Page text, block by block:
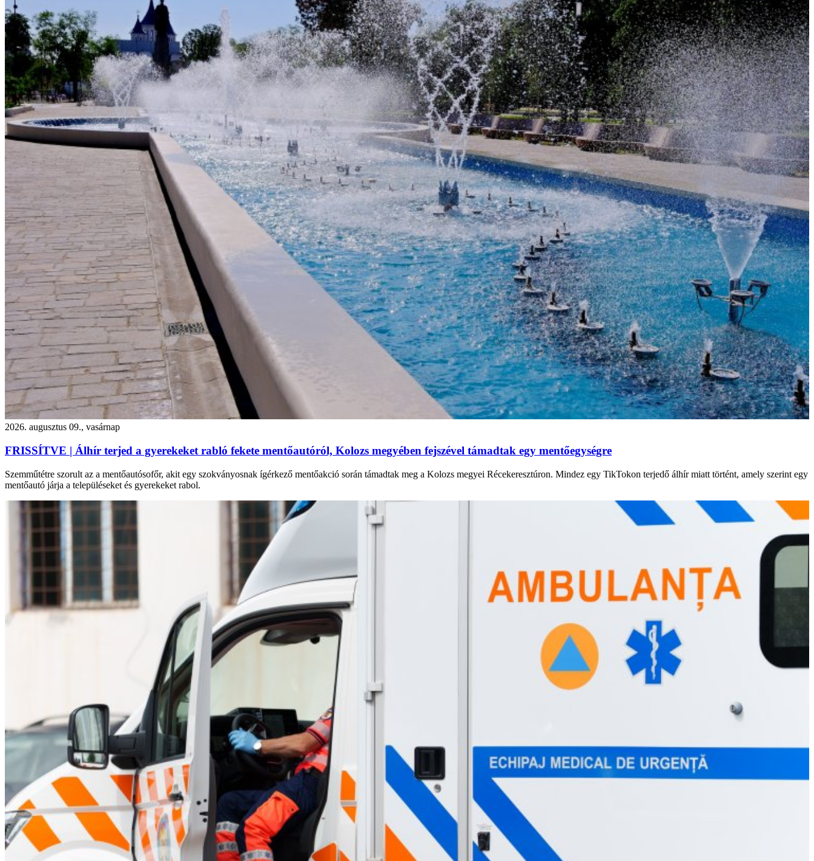
2026. augusztus 09., vasárnap
FRISSÍTVE | Álhír terjed a gyerekeket rabló fekete mentőautóról, Kolozs megyében fejszével támadtak egy mentőegységre
Szemműtétre szorult az a mentőautósofőr, akit egy szokványosnak ígérkező mentőakció során támadtak meg a Kolozs megyei Récekeresztúron. Mindez egy TikTokon terjedő álhír miatt történt, amely szerint egy
mentőautó járja a településeket és gyerekeket rabol.